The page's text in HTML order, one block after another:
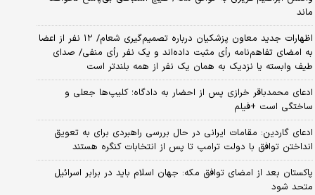
ماند
اظهارات جدید معاون پزشکیان درباره تصمیم‌گیری شعام/ ۱۲ نفر از اعضا
به امضای تفاهم‌نامه رأی مثبت داده‌اند و یک نفر رأی منفی/ صدای
طیف وابسته یا نزدیک به همان یک نفر از همه بلندتر است
ادعای محمدباقر خرازی پس از احضار به دادگاه؛ کلیپ‌ها جعلی و
ساختگی است +فیلم
ادعای گاردین: مقامات ایرانی در حال بررسی راهبردی برای به تعویق
انداختن توافق با دولت ترامپ تا پس از انتخابات کنگره هستند
پاکستان بعد از امضای توافق مکه: جهان اسلام باید در برابر اسرائیل
متحد شود